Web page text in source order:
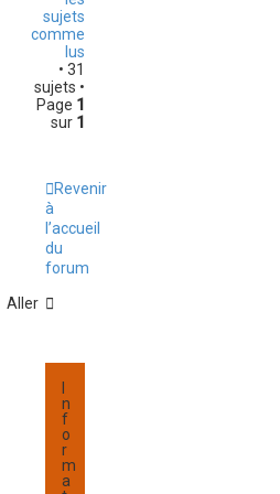
sujets
comme
lus
• 31
sujets •
Page 1
sur 1
Revenir
à
l’accueil
du
forum
Aller
n
f
o
r
m
a